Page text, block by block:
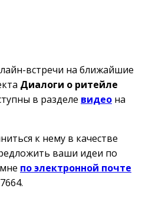
встречи на ближайшие
Диалоги о ритейле
в разделе видео на
к нему в качестве
ваши идеи по
по электронной почте